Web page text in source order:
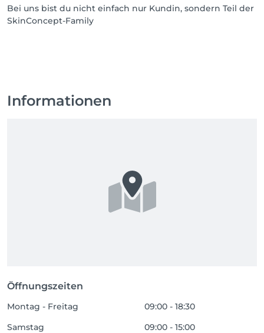
Bei uns bist du nicht einfach nur Kundin, sondern Teil der
SkinConcept-Family
Informationen
Öffnungszeiten
Montag - Freitag
09:00 - 18:30
Samstag
09:00 - 15:00